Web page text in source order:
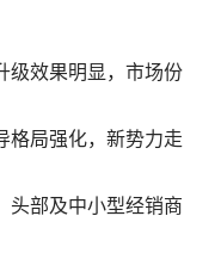
级效果明显，市场份
格局强化，新势力走
头部及中小型经销商